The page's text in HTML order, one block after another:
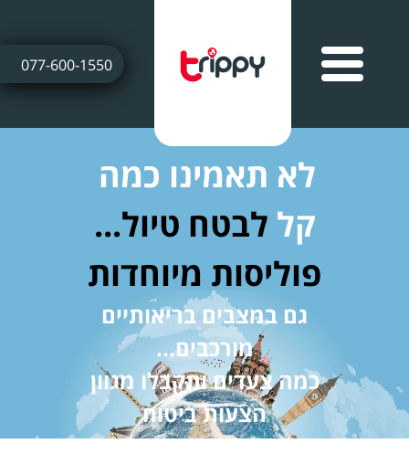
077-600-1550
לא תאמינו כמה
קל לבטח טיול...
פוליסות מיוחדות
גם במצבים בריאותיים
מורכבים...
כמה צעדים ותקבלו מגוון
הצעות ביטוח